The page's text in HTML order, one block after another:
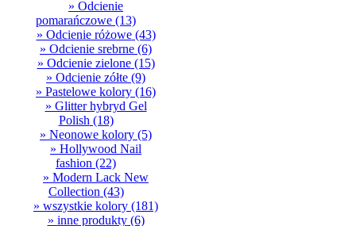
» Odcienie
pomarańczowe (13)
» Odcienie różowe(43)
» Odcienie srebrne (6)
» Odcienie zielone(15)
» Odcienie zółte (9)
» Pastelowe kolory (16)
» Glitter hybryd Gel
Polish (18)
» Neonowe kolory (5)
» Hollywood Nail
fashion (22)
» Modern Lack New
Collection (43)
» wszystkie kolory (181)
» inne produkty(6)